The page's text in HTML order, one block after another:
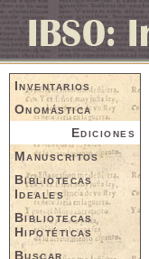
Inventarios
Onomástica
Ediciones
Manuscritos
Bibliotecas
Ideales
Bibliotecas
Hipotéticas
Buscar